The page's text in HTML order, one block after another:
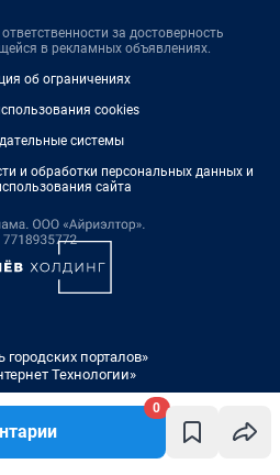
0
за достоверность
в рекламных объявлениях.
об ограничениях
cookies
системы
и обработки персональных данных и
сайта
порталов»
Технологии»